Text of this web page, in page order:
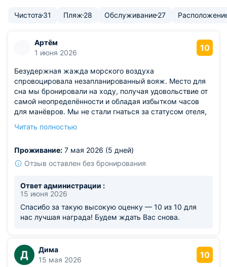
Чистота 31 Пляж 28 Обслуживание27
Артём
1 июня 2026
10
Безудержная жажда морского воздуха
спровоцировала незапланированный вояж. Место для
сна мы бронировали на ходу, получая удовольствие от
самой неопределённости и обладая избытком часов
для манёвров. Мы не стали гнаться за статусом отеля,
Это мудрое решение обернулось находкой поистине
условиями и чарующей, спокойной атмосферой,
исцеляющей душу.
Читать полностью
Проживание: 7 мая 2026 (5 дней)
Отзыв оставлен без бронирования
Ответ администрации :
15 июня 2026
Спасибо за такую высокую оценку — 10 из 10 для
нас лучшая награда! Будем ждать Вас снова.
Д
Дима
15 мая 2026
10